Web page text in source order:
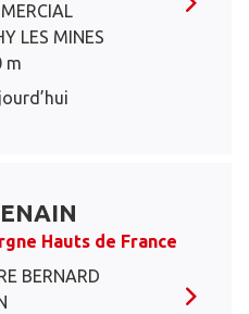
LES MINES
m
Hauts de France
BERNARD